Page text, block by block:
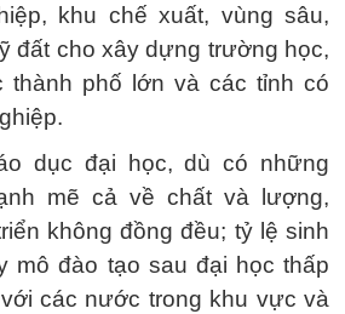
khu chế xuất, vùng sâu,
đất cho xây dựng trường học,
thành phố lớn và các tỉnh có
dục đại học, dù có những
mẽ cả về chất và lượng,
không đồng đều; tỷ lệ sinh
mô đào tạo sau đại học thấp
các nước trong khu vực và